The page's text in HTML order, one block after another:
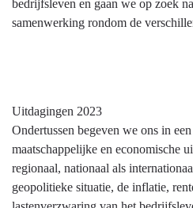
bedrijfsleven en gaan we op zoek
samenwerking rondom de
Uitdagingen 2023
Ondertussen begeven we ons in
maatschappelijke en economische
regionaal, nationaal als
geopolitieke situatie, de inflatie,